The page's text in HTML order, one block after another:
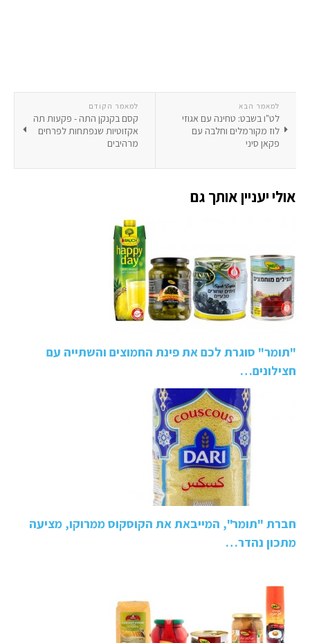
למאמר הקודם
קסם בקנקן התה - פקעות תה
אקזוטיות שנפתחות לפרחים
מרהיבים
למאמר הבא
לט"ו בשבט: טחינה עם אגוזי
לוז מקורמלים וחלבה עם
פקאן סיני
אולי יעניין אותך גם
"תומר" סוגרת לכם את פינת החמוצים והשתייה עם
חצילונים…
חברת "תומר", המייבאת את הקוסקוס ממרוקו, מציעה
מתכון נהדר…